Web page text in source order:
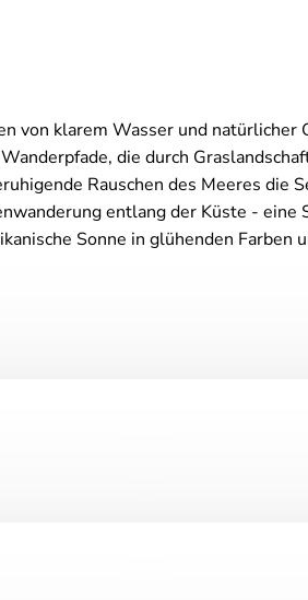
von klarem Wasser und natürlicher
die durch
Rauschen des Meeres die
entlang der Küste - eine
Sonne in glühenden Farben